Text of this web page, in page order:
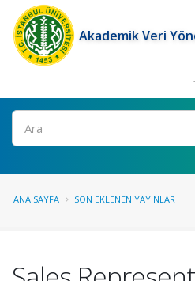
Akademik Veri
Ara
ANA SAYFA SON EKLENEN YAYINLAR